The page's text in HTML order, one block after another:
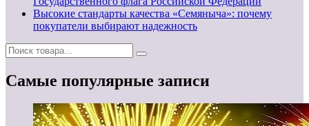
Высокие стандарты качества «Семяныча»: почему
покупатели выбирают надежность
Самые популярные записи